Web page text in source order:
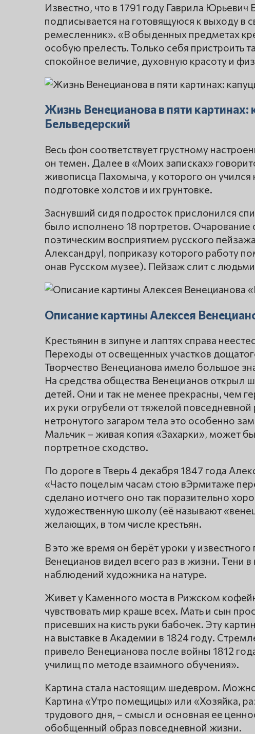
Известно, что в 1791 году Гаврила
подписывается на готовящуюся к выходу в
ремесленник». «В обыденных предметах
особую прелесть. Только себя пристроить
спокойное величие, духовную красоту и
Жизнь Венецианова в пяти
Бельведерский
Весь фон соответствует грустному
он темен. Далее в «Моих записках»
живописца Пахомыча, у которого он
подготовке холстов и их грунтовке.
Заснувший сидя подросток прислонился
было исполнено 18 портретов. Очарование
поэтическим восприятием русского
АлександруI, поприказу которого работу
онав Русском музее). Пейзаж слит с
Описание картины Алексея
Крестьянин в зипуне и лаптях справа
Переходы от освещенных участков
Творчество Венецианова имело большое
На средства общества Венецианов открыл
детей. Они и так не менее прекрасны, чем
их руки огрубели от тяжелой
нетронутого загаром тела это особенно
Мальчик – живая копия «Захарки», может
портретное сходство.
По дороге в Тверь 4 декабря 1847 года
«Часто поцелым часам стою вЭрмитаже
сделано иотчего оно так поразительно
художественную школу (её называют
желающих, в том числе крестьян.
В это же время он берёт уроки у
Венецианов видел всего раз в жизни. Тени
наблюдений художника на натуре.
Живет у Каменного моста в Рижском
чувствовать мир краше всех. Мать и сын
присевших на кисть руки бабочек. Эту
на выставке в Академии в 1824 году.
привело Венецианова после войны 1812
училищ по методе взаимного обучения».
Картина стала настоящим шедевром.
Картина «Утро помещицы» или «Хозяйка,
трудового дня, – смысл и основная ее
обобщенный образ повседневной жизни.